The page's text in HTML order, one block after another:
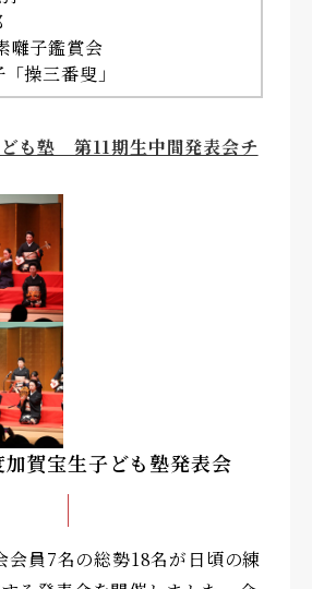
囃子鑑賞会
三番叟」
も塾 第11期生中間発表会チ
賀宝生子ども塾発表会
会員7名の総勢18名が日頃の練